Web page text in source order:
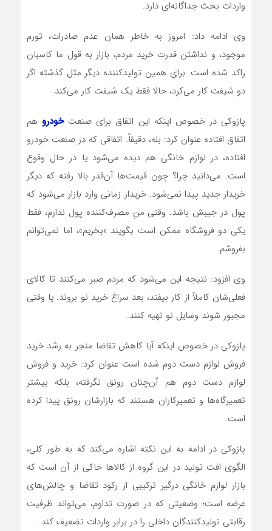
واردات بحث جداگانه‌ای دارد.
وی ادامه داد: امروز به خاطر همان عدم صادرات، تورم
موجود، و نداشتن قدرت خرید مردم، بازار به قول ما کاسبان
راکد شده است. برای همین تولیدکننده دیگر مثل گذشته اگر
دو شیفت کار می‌کرد، حالا فقط یک شیفت کار می‌کند.
پازوکی در خصوص اینکه این اتفاق برای صنعتخودروهم
اتفاق افتاده عنوان کرد: بله، دقیقاً. اتفاقی که در صنعت خودرو
افتاده، در لوازم خانگی هم دیده می‌شود یا در حال وقوع
است. می‌دانید چرا؟ چون قیمت‌ها آن‌قدر بالا رفته که دیگر
خریدار جدید پیدا نمی‌شود. خریدار زمانی وارد بازار می‌شود که
پول در جیبش باشد. وقتی منِ مصرف‌کننده پول ندارم، فقط
یکی دو فروشگاه ممکن است بگویند «بخریم»، اما نمی‌توانم
بفروشم.
وی افزود: نتیجه این می‌شود که مردم صبر می‌کنند تا کالای
فعلی‌شان کاملاً از کار بیفتد، بعد سراغ خرید نو بروند. یا وقتی
مجبور شوند وسایل نو تهیه کنند.
پازوکی در خصوص اینکه آیا کاهش تقاضا منجر به رشد خرید
فروش لوازم دست دوم شده است عنوان کرد: خرید و فروش
لوازم دست دوم هم آن‌چنان رونق نگرفته، بلکه بیشتر
تعمیرگاه‌ها و تعمیرکاران هستند که بازارشان رونق پیدا کرده
است.
پازوکی در ادامه به این نکته اشاره می‌کند که به طور کلی،
الگوی افت تولید در این گروه از کالاها حاکی از آن است که
بازار لوازم خانگی درگیر ترکیبی از رکود تقاضا و چالش‌های
عرضه است؛ وضعیتی که در صورت تداوم، می‌تواند ظرفیت
رقابتی تولیدکنندگان داخلی را در برابر واردات تضعیف کند.